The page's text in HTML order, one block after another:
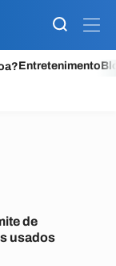
Entretenimento
de
usados